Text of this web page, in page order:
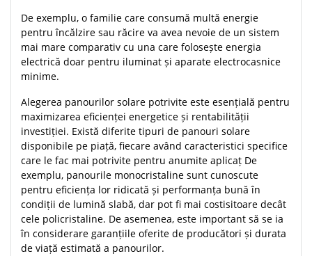
De exemplu, o familie care consumă multă energie
pentru încălzire sau răcire va avea nevoie de un sistem
mai mare comparativ cu una care folosește energia
electrică doar pentru iluminat și aparate electrocasnice
minime.
Alegerea panourilor solare potrivite este esențială pentru
maximizarea eficienței energetice și rentabilității
investiției. Există diferite tipuri de panouri solare
disponibile pe piață, fiecare având caracteristici specifice
care le fac mai potrivite pentru anumite aplicaț De
exemplu, panourile monocristaline sunt cunoscute
pentru eficiența lor ridicată și performanța bună în
condiții de lumină slabă, dar pot fi mai costisitoare decât
cele policristaline. De asemenea, este important să se ia
în considerare garanțiile oferite de producători și durata
de viață estimată a panourilor.